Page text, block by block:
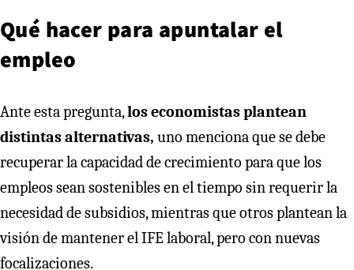
Qué hacer para apuntalar el
empleo
Ante esta pregunta,los economistas plantean
distintas alternativas, uno menciona que se debe
recuperar la capacidad de crecimiento para que los
empleos sean sostenibles en el tiempo sin requerir la
necesidad de subsidios, mientras que otros plantean la
visión de mantener el IFE laboral, pero con nuevas
focalizaciones.